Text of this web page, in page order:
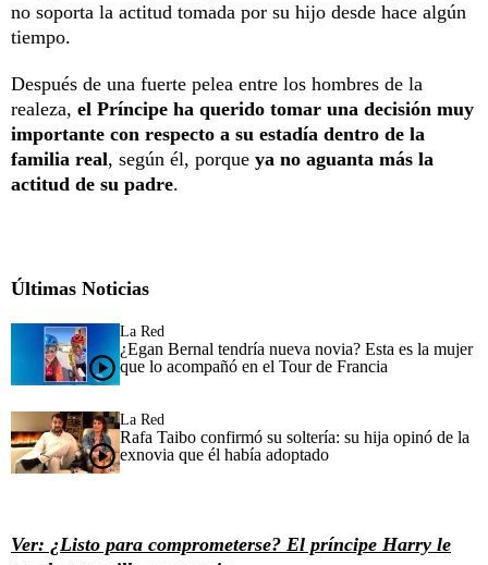
no soporta la actitud tomada por su hijo desde hace algún
tiempo.
Después de una fuerte pelea entre los hombres de la
realeza, el Príncipe ha querido tomar una decisión muy
importante con respecto a su estadía dentro de la
familia real, según él, porque ya no aguanta más la
actitud de su padre.
Últimas Noticias
La Red
¿Egan Bernal tendría nueva novia? Esta es la mujer
que lo acompañó en el Tour de Francia
La Red
Rafa Taibo confirmó su soltería: su hija opinó de la
exnovia que él había adoptado
Ver: ¿Listo para comprometerse? El príncipe Harry le